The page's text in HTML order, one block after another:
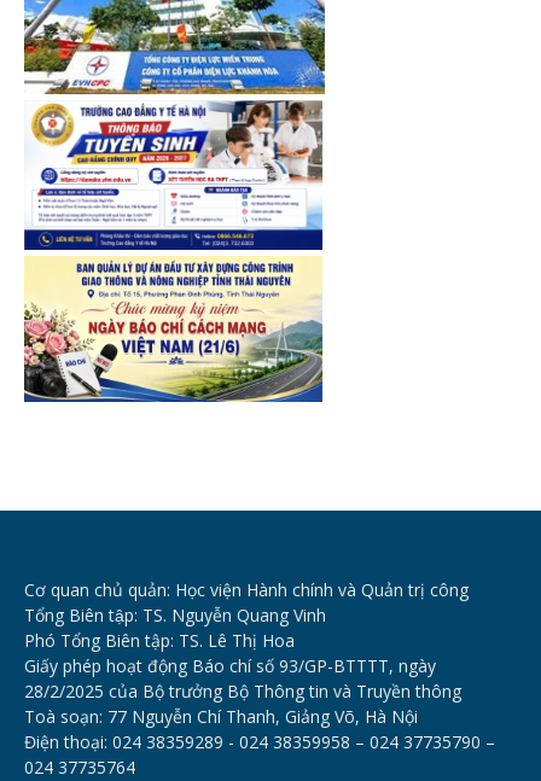
Cơ quan chủ quản: Học viện Hành chính và Quản trị công
Tổng Biên tập: TS. Nguyễn Quang Vinh
Phó Tổng Biên tập: TS. Lê Thị Hoa
Giấy phép hoạt động Báo chí số 93/GP-BTTTT, ngày
28/2/2025 của Bộ trưởng Bộ Thông tin và Truyền thông
Toà soạn: 77 Nguyễn Chí Thanh, Giảng Võ, Hà Nội
Điện thoại: 024 38359289 - 024 38359958 – 024 37735790 –
024 37735764